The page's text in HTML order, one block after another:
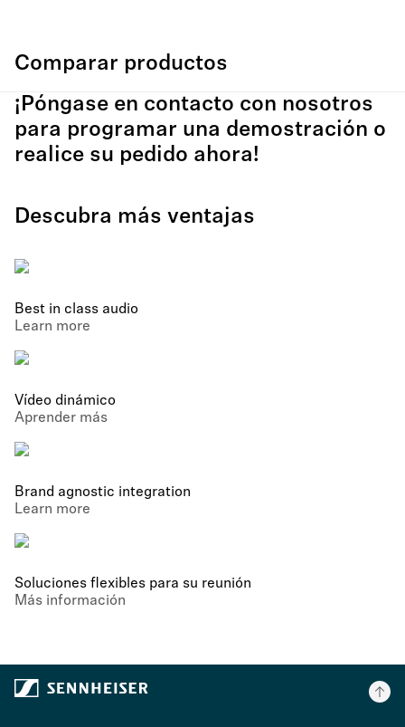
Comparar productos
¡Póngase en contacto con nosotros
para programar una demostración o
realice su pedido ahora!
Descubra más ventajas
Best in class audio
Learn more
Vídeo dinámico
Aprender más
Brand agnostic integration
Learn more
Soluciones flexibles para su reunión
Más información